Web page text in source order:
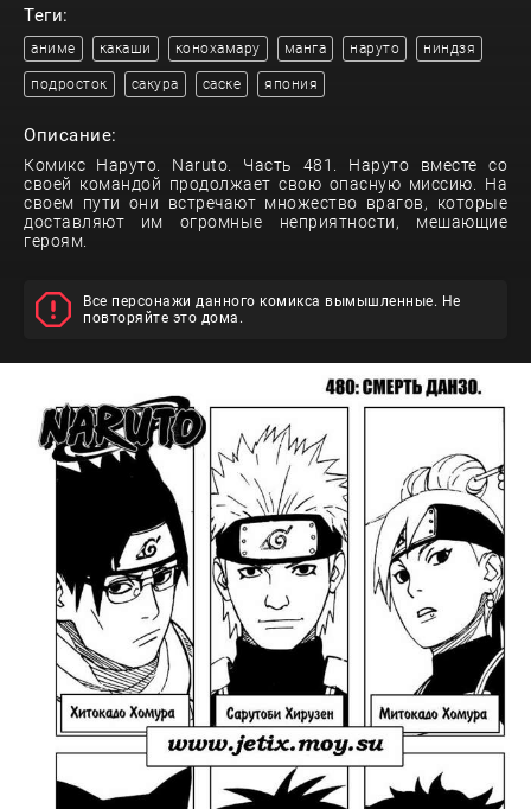
Теги:
аниме какаши конохамару манга наруто ниндзя
подросток сакура саске япония
Описание:
Комикс Наруто. Naruto. Часть 481. Наруто вместе со
своей командой продолжает свою опасную миссию. На
своем пути они встречают множество врагов, которые
доставляют им огромные неприятности, мешающие
героям.
Все персонажи данного комикса вымышленные. Не
повторяйте это дома.